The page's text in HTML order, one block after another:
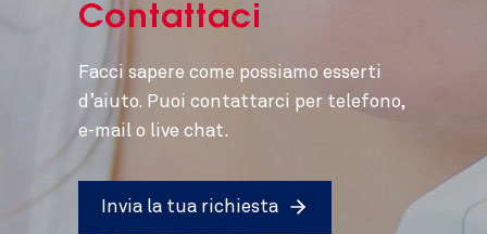
Contattaci
Facci sapere come possiamo esserti
d’aiuto. Puoi contattarci per telefono,
e-mail o live chat.
Invia la tua richiesta